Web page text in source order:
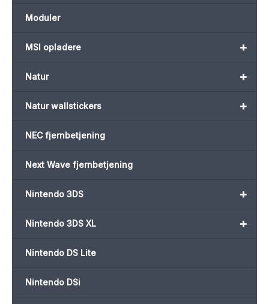
Moduler
+
MSI opladere
+
Natur
+
Natur wallstickers
NEC fjernbetjening
Next Wave fjernbetjening
+
Nintendo 3DS
+
Nintendo 3DS XL
Nintendo DS Lite
Nintendo DSi